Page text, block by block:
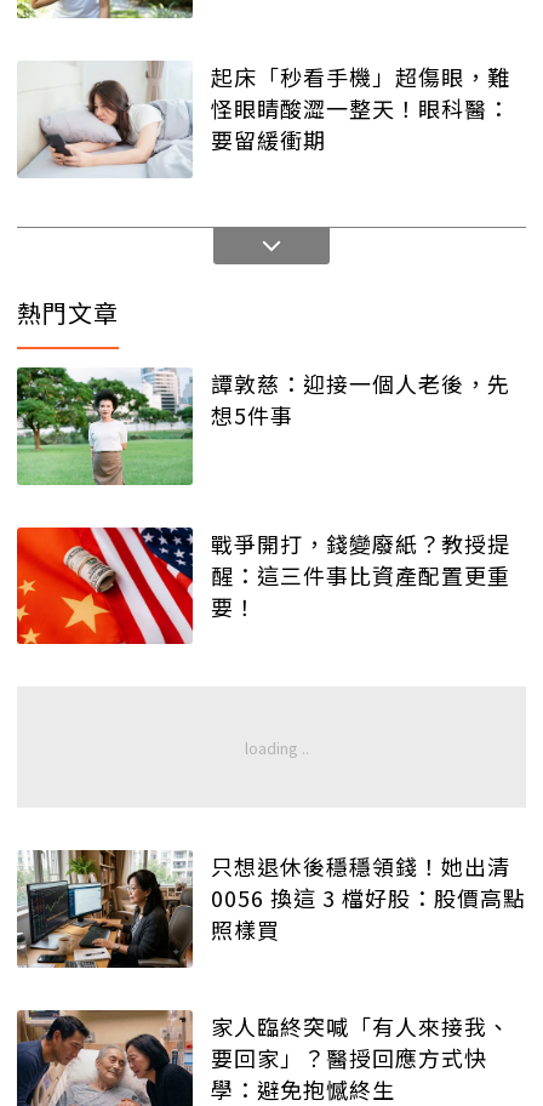
起床「秒看手機」超傷眼，難
怪眼睛酸澀一整天！眼科醫：
要留緩衝期
熱門文章
譚敦慈：迎接一個人老後，先
想5件事
戰爭開打，錢變廢紙？教授提
醒：這三件事比資產配置更重
要！
只想退休後穩穩領錢！她出清
0056 換這 3 檔好股：股價高點
照樣買
家人臨終突喊「有人來接我、
要回家」？醫授回應方式快
學：避免抱憾終生